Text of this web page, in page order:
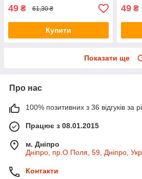
49 ₴ 61,30 ₴
Купити
49 ₴
Показати ще
Про нас
100% позитивних з 36 відгуків за
Працює з 08.01.2015
м. Дніпро
Дніпро, пр.О.Поля, 59, Дніпро,
Контакти